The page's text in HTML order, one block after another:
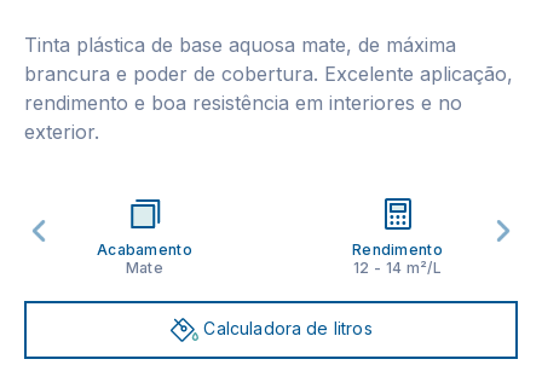
Tinta plástica de base aquosa mate, de máxima
brancura e poder de cobertura. Excelente aplicação,
rendimento e boa resistência em interiores e no
exterior.
Acabamento
Mate
Rendimento
12 - 14 m²/L
Calculadora de litros